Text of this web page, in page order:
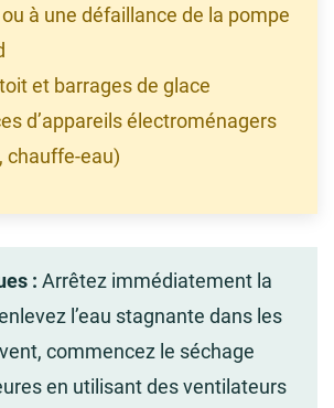
à une défaillance de la pompe
et barrages de glace
d’appareils électroménagers
chauffe-eau)
: Arrêtez immédiatement la
l’eau stagnante dans les
commencez le séchage
en utilisant des ventilateurs